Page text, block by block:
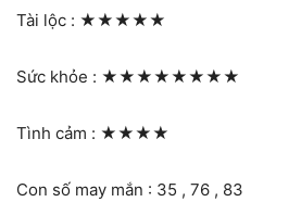
Tài lộc : ★★★★★
Sức khỏe : ★★★★★★★★
Tình cảm : ★★★★
Con số may mắn : 35 , 76 , 83